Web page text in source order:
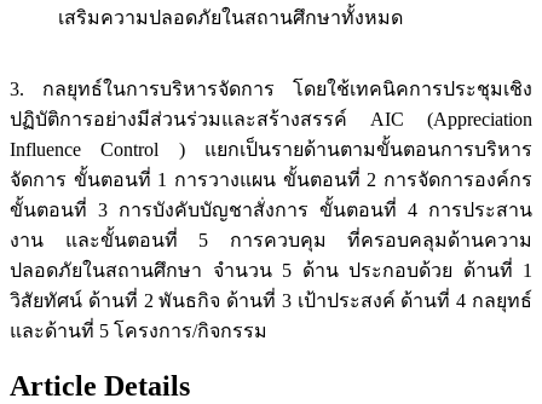
เสริมความปลอดภัยในสถานศึกษาทั้งหมด
3. กลยุทธ์ในการบริหารจัดการ โดยใช้เทคนิคการประชุมเชิง
ปฏิบัติการอย่างมีส่วนร่วมและสร้างสรรค์ AIC (Appreciation
Influence Control ) แยกเป็นรายด้านตามขั้นตอนการบริหาร
จัดการ ขั้นตอนที่ 1 การวางแผน ขั้นตอนที่ 2 การจัดการองค์กร
ขั้นตอนที่ 3 การบังคับบัญชาสั่งการ ขั้นตอนที่ 4 การประสาน
งาน และขั้นตอนที่ 5 การควบคุม ที่ครอบคลุมด้านความ
ปลอดภัยในสถานศึกษา จำนวน 5 ด้าน ประกอบด้วย ด้านที่ 1
วิสัยทัศน์ ด้านที่ 2 พันธกิจ ด้านที่ 3 เป้าประสงค์ ด้านที่ 4 กลยุทธ์
และด้านที่ 5 โครงการ/กิจกรรม
Article Details